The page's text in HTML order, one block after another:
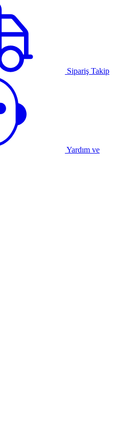
Sipariş Takip
Yardım ve